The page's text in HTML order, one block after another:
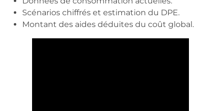
Scénarios chiffrés et estimation du DPE.
Montant des aides déduites du coût global.